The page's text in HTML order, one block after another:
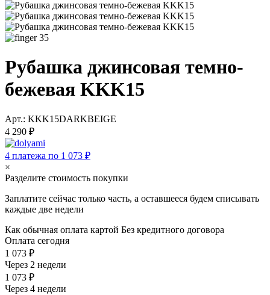
35
Рубашка джинсовая темно-
бежевая KKK15
Арт.: KKK15DARKBEIGE
4 290 ₽
4 платежа по 1 073 ₽
×
Разделите стоимость покупки
Заплатите сейчас только часть, а оставшееся будем списывать
каждые две недели
Как обычная оплата картой Без кредитного договора
Оплата сегодня
1 073 ₽
Через 2 недели
1 073 ₽
Через 4 недели